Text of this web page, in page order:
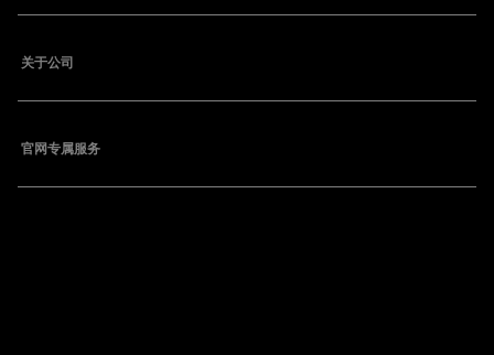
关于公司
官网专属服务